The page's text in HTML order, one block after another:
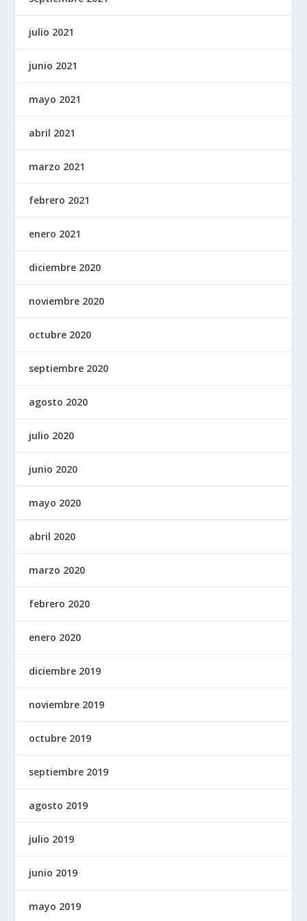
julio 2021
junio 2021
mayo 2021
abril 2021
marzo 2021
febrero 2021
enero 2021
diciembre 2020
noviembre 2020
octubre 2020
septiembre 2020
agosto 2020
julio 2020
junio 2020
mayo 2020
abril 2020
marzo 2020
febrero 2020
enero 2020
diciembre 2019
noviembre 2019
octubre 2019
septiembre 2019
agosto 2019
julio 2019
junio 2019
mayo 2019